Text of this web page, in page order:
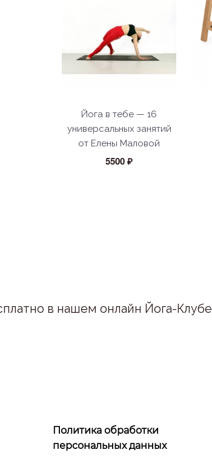
Йога в тебе — 16
универсальных занятий
от Елены Маловой
5500 ₽
в нашем онлайн Йога-Клубе
Политика обработки
персональных данных